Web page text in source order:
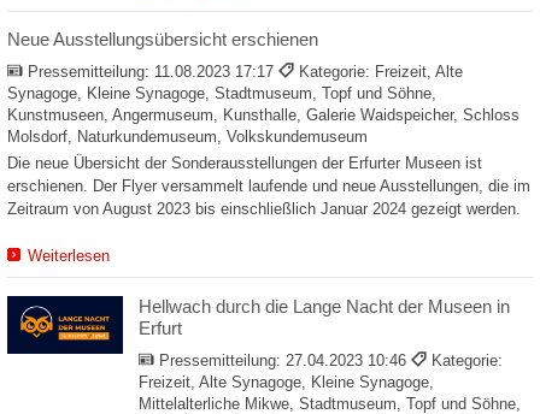
Neue Ausstellungsübersicht erschienen
Pressemitteilung: 11.08.2023 17:17
Kategorie: Freizeit, Alte
Synagoge, Kleine Synagoge, Stadtmuseum, Topf und Söhne,
Kunstmuseen, Angermuseum, Kunsthalle, Galerie Waidspeicher, Schloss
Molsdorf, Naturkundemuseum, Volkskundemuseum
Die neue Übersicht der Sonderausstellungen der Erfurter Museen ist
erschienen. Der Flyer versammelt laufende und neue Ausstellungen, die im
Zeitraum von August 2023 bis einschließlich Januar 2024 gezeigt werden.
Weiterlesen
Hellwach durch die Lange Nacht der Museen in
Erfurt
Pressemitteilung: 27.04.2023 10:46
Kategorie:
Freizeit, Alte Synagoge, Kleine Synagoge,
Mittelalterliche Mikwe, Stadtmuseum, Topf und Söhne,